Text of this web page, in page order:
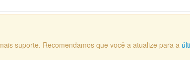
suporte. Recomendamos que você a atualize para a